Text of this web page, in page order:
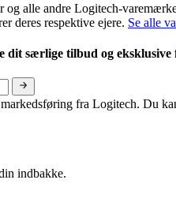
alle andre Logitech-
deres respektive ejere. Se alle
dit særlige tilbud og eksklusive
fra Logitech. Du
indbakke.